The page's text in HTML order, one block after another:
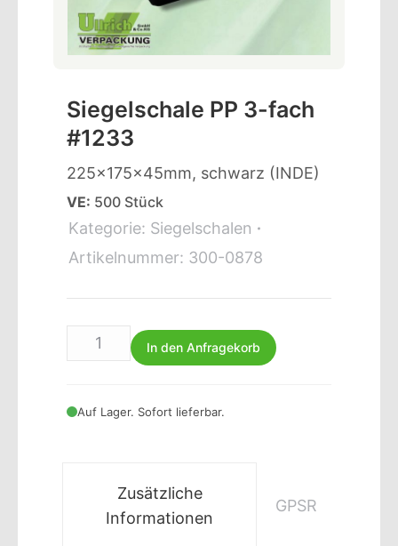
Siegelschale PP 3-fach
#1233
225x175x45mm, schwarz (INDE)
VE: 500 Stück
Kategorie: Siegelschalen
Artikelnummer: 300-0878
In den Anfragekorb
Auf Lager. Sofort lieferbar.
Zusätzliche
Informationen
GPSR